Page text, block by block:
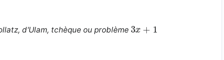
d'Ulam, tchèque ou problème3x + 1
3x +